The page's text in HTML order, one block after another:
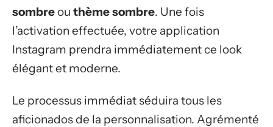
sombreou thème sombre. Une fois
l’activation effectuée, votre application
Instagram prendra immédiatement ce look
élégant et moderne.
Le processus immédiat séduira tous les
aficionados de la personnalisation. Agrémenté